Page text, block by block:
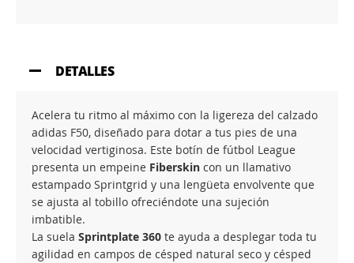
DETALLES
Acelera tu ritmo al máximo con la ligereza del calzado
adidas F50, diseñado para dotar a tus pies de una
velocidad vertiginosa. Este botín de fútbol League
presenta un empeine Fiberskin con un llamativo
estampado Sprintgrid y una lengüeta envolvente que
se ajusta al tobillo ofreciéndote una sujeción
imbatible.
La suela Sprintplate 360 te ayuda a desplegar toda tu
agilidad en campos de césped natural seco y césped